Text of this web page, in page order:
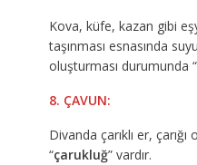
Kova, küfe, kazan gibi
taşınması esnasında
oluşturması durumunda “
8. ÇAVUN:
Divanda çarıklı er,
“çarukluğ” vardır.